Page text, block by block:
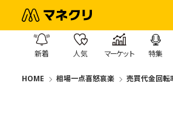
新着 人気 マーケット 特集
HOME 相場一点喜怒哀楽 売買代金回転